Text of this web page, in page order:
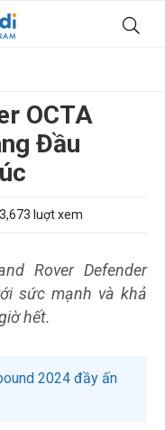
OCTA
Đầu
3,673 luợt xem
Rover Defender
sức mạnh và khả
hết.
2024 đầy ấn